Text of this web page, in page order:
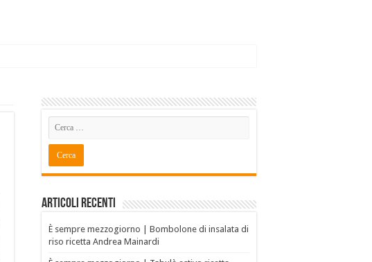
Articoli recenti
È sempre mezzogiorno | Bombolone di insalata di
riso ricetta Andrea Mainardi